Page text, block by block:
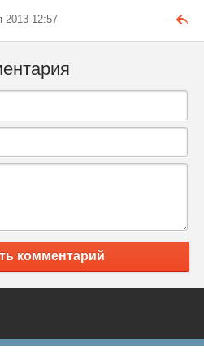
2013 12:57
комментарий